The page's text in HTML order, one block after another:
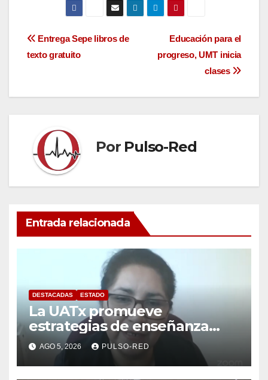
Navegación
entradas
Educación para el
progreso, UMT inicia
clases
Entrega Sepe libros de
texto gratuito
Por Pulso-Red
Entrada relacionada
DESTACADAS ESTADO
La UATx promueve
estrategias de enseñanza
centradas en el contexto de
sus estudiantes
AGO 5, 2026 PULSO-RED